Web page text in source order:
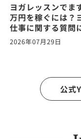
ヨガレッスンでま
万円を稼ぐには？
仕事に関する質問
ます！vol.265
2026年07月29日
公式